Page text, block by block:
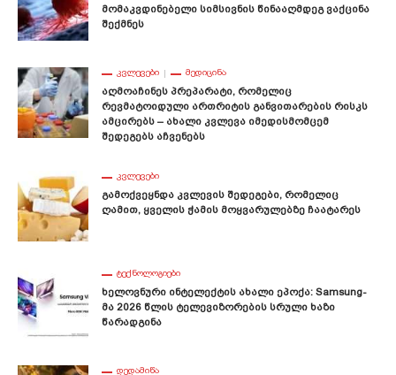
Მომაკვდინებელი Სიმსივნის Წინააღმდეგ Ვაქცინა
Შექმნეს
ᲙᲕᲚᲔᲕᲔᲑᲘ ᲛᲔᲓᲘᲪᲘᲜᲐ
Აღმოაჩინეს Პრეპარატი, Რომელიც
Რევმატოიდული Ართრიტის Განვითარების Რისკს
Ამცირებს – Ახალი Კვლევა Იმედისმომცემ
Შედეგებს Აჩვენებს
ᲙᲕᲚᲔᲕᲔᲑᲘ
Გამოქვეყნდა Კვლევის Შედეგები, Რომელიც
Ღამით, Ყველის Ჭამის Მოყვარულებზე Ჩაატარეს
ᲢᲔᲥᲜᲝᲚᲝᲒᲘᲔᲑᲘ
Ხელოვნური Ინტელექტის Ახალი Ეპოქა: Samsung-
Მა 2026 Წლის Ტელევიზორების Სრული Ხაზი
Წარადგინა
ᲓᲔᲓᲐᲛᲘᲬᲐ